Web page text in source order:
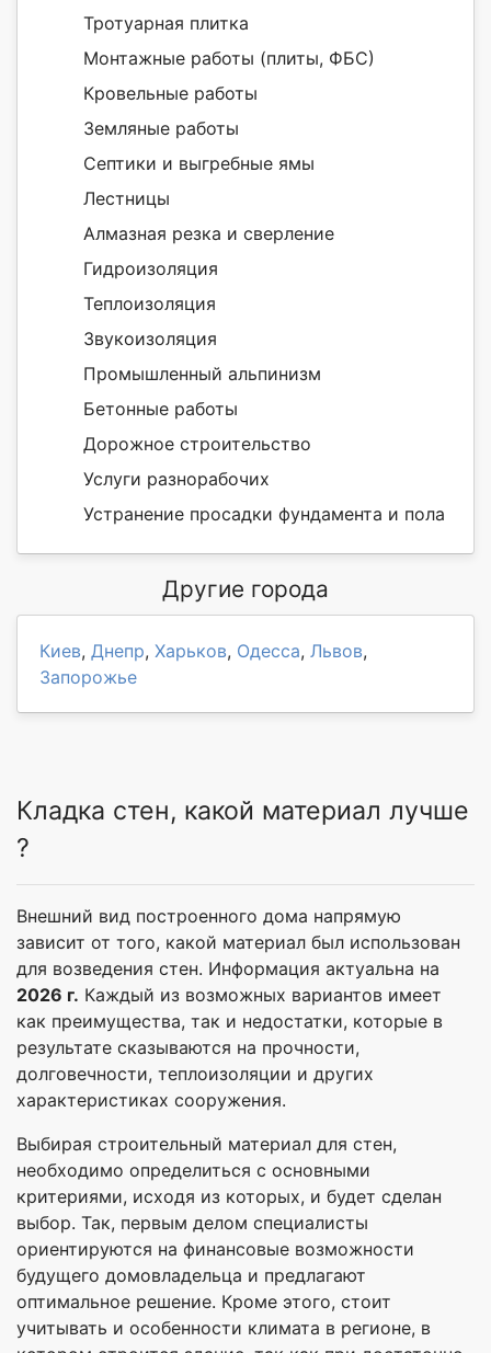
Тротуарная плитка
Монтажные работы (плиты, ФБС)
Кровельные работы
Земляные работы
Септики и выгребные ямы
Лестницы
Алмазная резка и сверление
Гидроизоляция
Теплоизоляция
Звукоизоляция
Промышленный альпинизм
Бетонные работы
Дорожное строительство
Услуги разнорабочих
Устранение просадки фундамента и пола
Другие города
Киев, Днепр, Харьков, Одесса, Львов,
Запорожье
Кладка стен, какой материал лучше
?
Внешний вид построенного дома напрямую
зависит от того, какой материал был использован
для возведения стен. Информация актуальна на
2026 г. Каждый из возможных вариантов имеет
как преимущества, так и недостатки, которые в
результате сказываются на прочности,
долговечности, теплоизоляции и других
характеристиках сооружения.
Выбирая строительный материал для стен,
необходимо определиться с основными
критериями, исходя из которых, и будет сделан
выбор. Так, первым делом специалисты
ориентируются на финансовые возможности
будущего домовладельца и предлагают
оптимальное решение. Кроме этого, стоит
учитывать и особенности климата в регионе, в